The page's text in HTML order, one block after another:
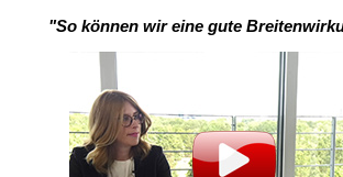
"So können wir eine gute